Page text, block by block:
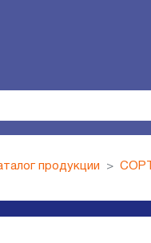
продукции